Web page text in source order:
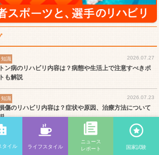
識 2026.07.27
ン病のリハビリ内容は？病態や生活上で注意すべきポ
も解説
知識 2026.07.23
傷のリハビリ内容は？症状や原因、治療方法について
2026.07.24
ヘルニアのリハビリ内容は？部位ごとの症状やリハビ
タイル ライフスタイル
ニュース
レポート
国家試験